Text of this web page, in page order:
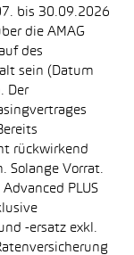
bis 30.09.2026
die AMAG
des
sein (Datum
Der
rückwirkend
Solange Vorrat.
PLUS
-ersatz exkl.